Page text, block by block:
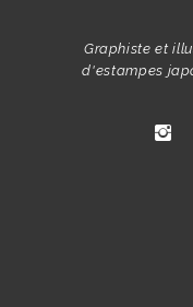
Graphiste et
d'estampes